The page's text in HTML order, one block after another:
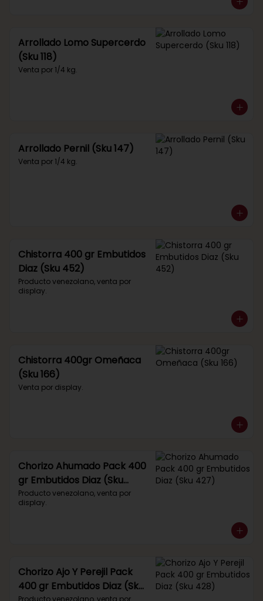
Arrollado Lomo Supercerdo
(Sku 118)
Venta por 1/4 kg.
Arrollado Pernil (Sku 147)
Venta por 1/4 kg.
Chistorra 400 gr Embutidos
Diaz (Sku 452)
Producto venezolano, venta por
display.
Chistorra 400gr Omeñaca
(Sku 166)
Venta por display.
Chorizo Ahumado Pack 400
gr Embutidos Diaz (Sku
427)
Producto venezolano, venta por
display.
Chorizo Ajo Y Perejil Pack
400 gr Embutidos Diaz (Sku
Producto venezolano, venta por